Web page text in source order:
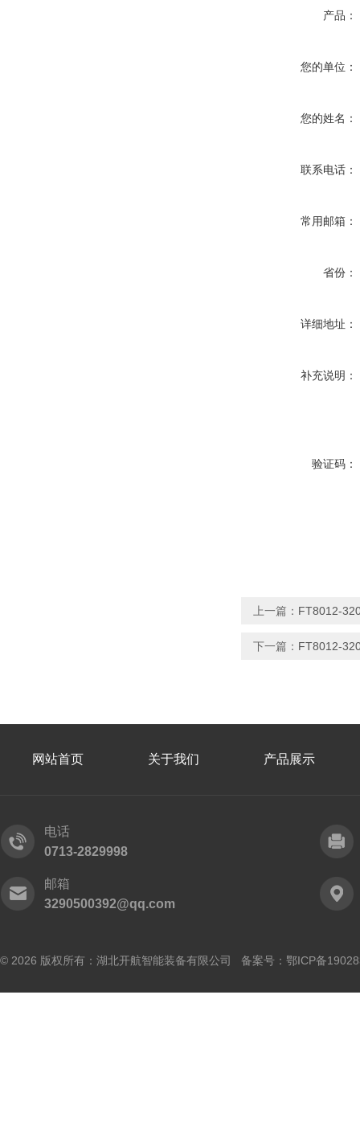
产品：
您的单位：
您的姓名：
联系电话：
常用邮箱：
省份：
详细地址：
补充说明：
验证码：
上一篇： FT8012-
下一篇： FT8012-
网站首页 关于我们 产品展示
电话
0713-2829998
邮箱
3290500392@qq.com
© 2026 版权所有：湖北开航智能装备有限公司 备案号： 鄂ICP备